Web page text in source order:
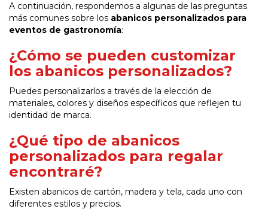
A continuación, respondemos a algunas de las preguntas
más comunes sobre los abanicos personalizados para
eventos de gastronomía:
¿Cómo se pueden customizar
los abanicos personalizados?
Puedes personalizarlos a través de la elección de
materiales, colores y diseños específicos que reflejen tu
identidad de marca.
¿Qué tipo de abanicos
personalizados para regalar
encontraré?
Existen abanicos de cartón, madera y tela, cada uno con
diferentes estilos y precios.